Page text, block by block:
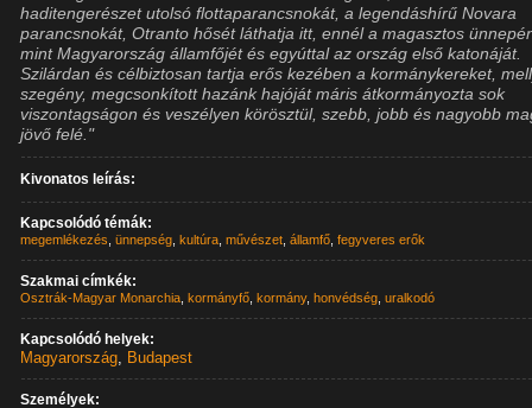
haditengerészet utolsó flottaparancsnokát, a legendáshírű Novara
parancsnokát, Otranto hősét láthatja itt, ennél a magasztos
mint Magyarország államfőjét és egyúttal az ország első katonáját.
Szilárdan és célbiztosan tartja erős kezében a kormánykereket,
szegény, megcsonkított hazánk hajóját máris átkormányozta sok
viszontagságon és veszélyen körösztül, szebb, jobb és nagyobb
jövő felé."
Kivonatos leírás:
Kapcsolódó témák:
megemlékezés ,ünnepség ,kultúra ,művészet ,államfő ,fegyveres erők
Szakmai címkék:
Osztrák-Magyar Monarchia ,kormányfő ,kormány,honvédség ,uralkodó
Kapcsolódó helyek:
Magyarország, Budapest
Személyek: